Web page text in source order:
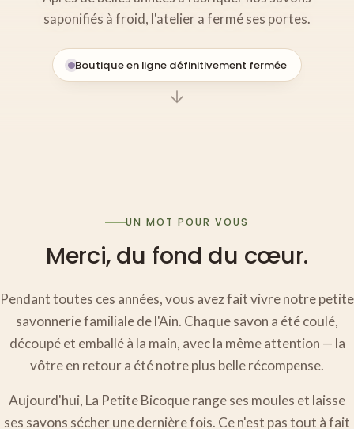
saponifiés à froid, l'atelier a fermé ses portes.
Boutique en ligne définitivement fermée
UN MOT POUR VOUS
Merci, du fond du cœur.
Pendant toutes ces années, vous avez fait vivre notre petite
savonnerie familiale de l'Ain. Chaque savon a été coulé,
découpé et emballé à la main, avec la même attention — la
vôtre en retour a été notre plus belle récompense.
Aujourd'hui, La Petite Bicoque range ses moules et laisse
ses savons sécher une dernière fois. Ce n'est pas tout à fait